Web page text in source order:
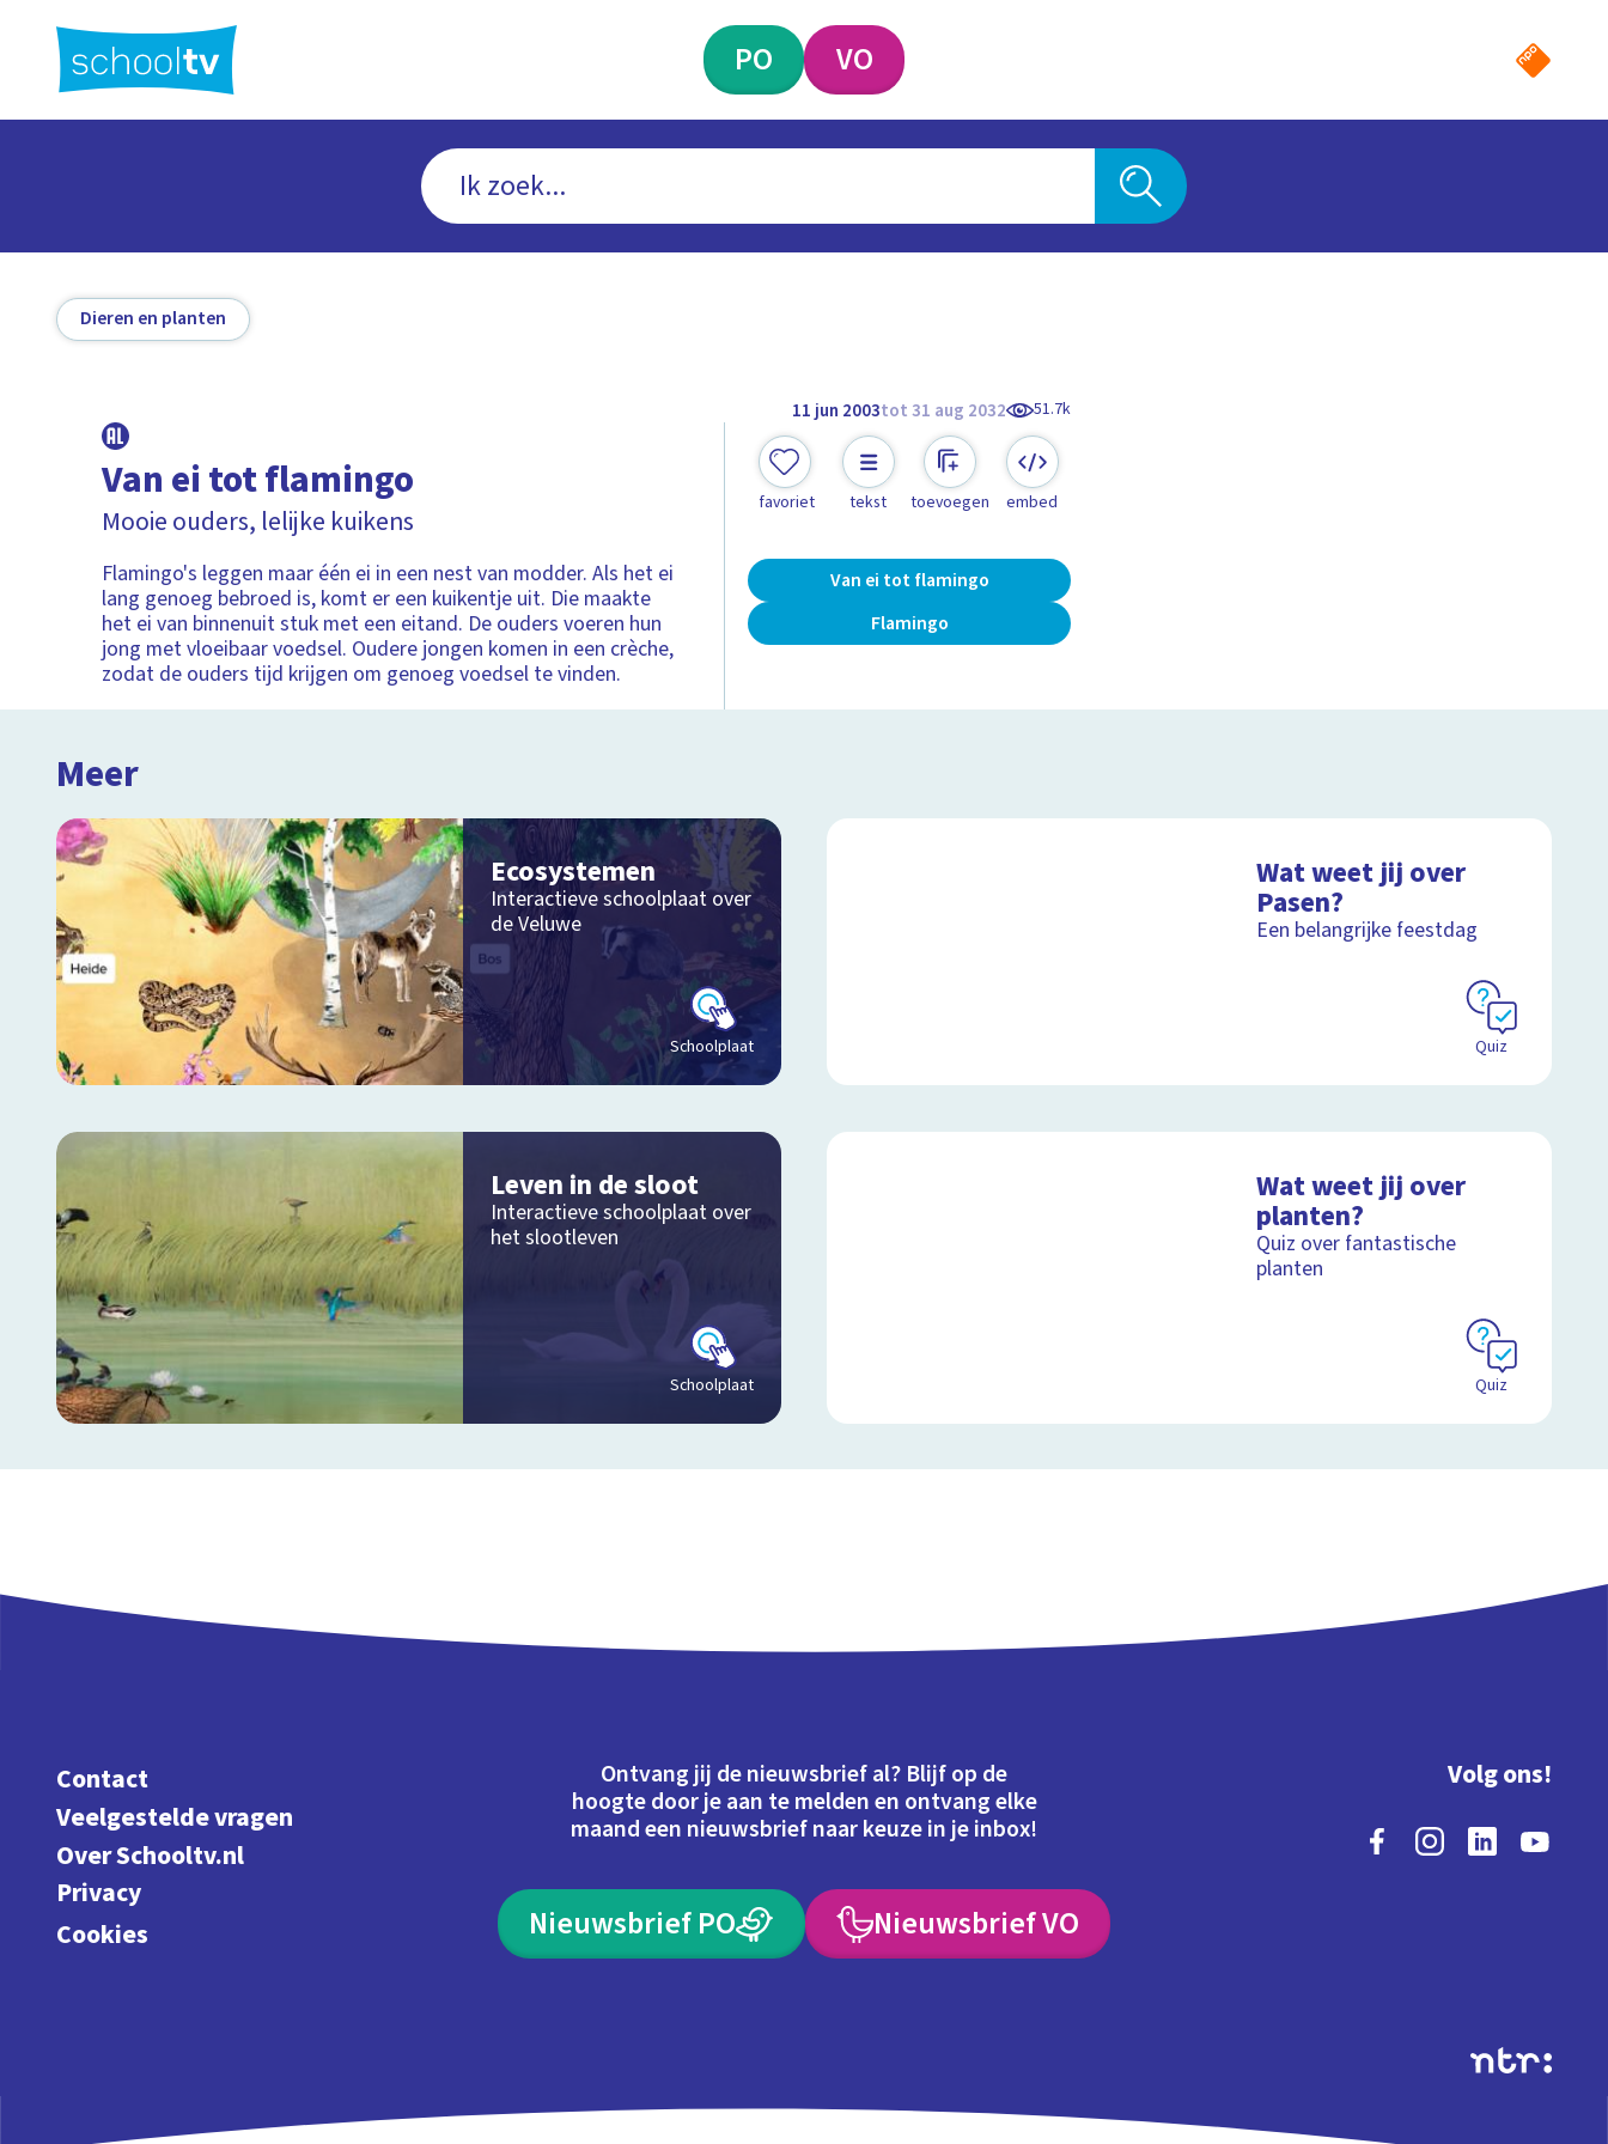
hoofdinhoud
PO VO
Dieren en planten
11 jun 2003tot 31 aug 2032 51.7k
Van ei tot flamingo
Mooie ouders, lelijke kuikens
Flamingo's leggen maar één ei in een nest van modder. Als het ei
lang genoeg bebroed is, komt er een kuikentje uit. Die maakte
het ei van binnenuit stuk met een eitand. De ouders voeren hun
jong met vloeibaar voedsel. Oudere jongen komen in een crèche,
zodat de ouders tijd krijgen om genoeg voedsel te vinden.
favoriet tekst toevoegen embed
Van ei tot flamingo
Flamingo
Meer
Ecosystemen
Interactieve schoolplaat over
de Veluwe
Schoolplaat
Wat weet jij over
Pasen?
Een belangrijke feestdag
Quiz
Leven in de sloot
Interactieve schoolplaat over
het slootleven
Schoolplaat
Wat weet jij over
planten?
Quiz over fantastische
planten
Quiz
Contact
Veelgestelde vragen
Over Schooltv.nl
Privacy
Cookies
Ontvang jij de nieuwsbrief al? Blijf op de
hoogte door je aan te melden en ontvang elke
maand een nieuwsbrief naar keuze in je inbox!
Nieuwsbrief PO Nieuwsbrief VO
Volg ons!